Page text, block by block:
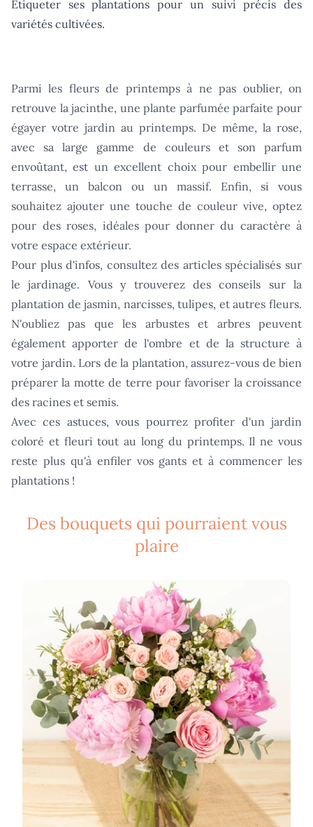
Étiqueter ses plantations pour un suivi précis des
variétés cultivées.
Parmi les fleurs de printemps à ne pas oublier, on
retrouve la jacinthe, une plante parfumée parfaite pour
égayer votre jardin au printemps. De même, la rose,
avec sa large gamme de couleurs et son parfum
envoûtant, est un excellent choix pour embellir une
terrasse, un balcon ou un massif. Enfin, si vous
souhaitez ajouter une touche de couleur vive, optez
pour des roses, idéales pour donner du caractère à
votre espace extérieur.
Pour plus d'infos, consultez des articles spécialisés sur
le jardinage. Vous y trouverez des conseils sur la
plantation de jasmin, narcisses, tulipes, et autres fleurs.
N'oubliez pas que les arbustes et arbres peuvent
également apporter de l'ombre et de la structure à
votre jardin. Lors de la plantation, assurez-vous de bien
préparer la motte de terre pour favoriser la croissance
des racines et semis.
Avec ces astuces, vous pourrez profiter d'un jardin
coloré et fleuri tout au long du printemps. Il ne vous
reste plus qu'à enfiler vos gants et à commencer les
plantations !
Des bouquets qui pourraient vous
plaire